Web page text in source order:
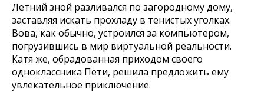
Летний зной разливался по загородному дому,
заставляя искать прохладу в тенистых уголках.
Вова, как обычно, устроился за компьютером,
погрузившись в мир виртуальной реальности.
Катя же, обрадованная приходом своего
одноклассника Пети, решила предложить ему
увлекательное приключение.